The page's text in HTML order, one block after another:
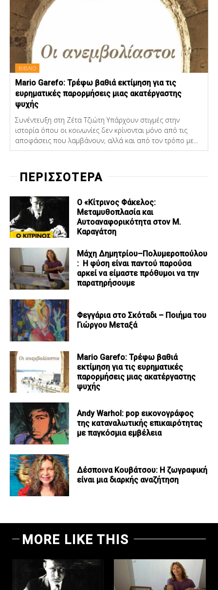
ΒΙΒΛΙΟ
Mario Garefo: Τρέφω βαθιά εκτίμηση για τις
ευρηματικές παρορμήσεις μιας ακατέργαστης
ψυχής
Συνέντευξη στη Ζέτα Τζιώτη Υπάρχουν στιγμές στην
ιστορία όπου οι κοινωνίες δεν κρίνονται μόνο από τις
αποφάσεις που λαμβάνουν, αλλά και από τον τρόπο με...
ΠΕΡΙΣΣΟΤΕΡΑ
Ο «Κίτρινος Φάκελος:
Μεταμυθοπλασία και
Αυτοαναφορικότητα στον Μ.
Καραγάτση
Μάχη Δημητρίου–Πολυμεροπούλου
: Η φύση είναι παντού παρούσα
αρκεί να είμαστε πρόθυμοι να την
παρατηρήσουμε
Φεγγάρια στο Σκόταδι – Ποιήμα του
Γιώργου Μεταξά
Mario Garefo: Τρέφω βαθιά
εκτίμηση για τις ευρηματικές
παρορμήσεις μιας ακατέργαστης
ψυχής
Andy Warhol: pop εικονογράφος
της καταναλωτικής επικαιρότητας
με παγκόσμια εμβέλεια
Δέσποινα Κουβάτσου: Η ζωγραφική
είναι μια διαρκής αναζήτηση
MORE LIKE THIS